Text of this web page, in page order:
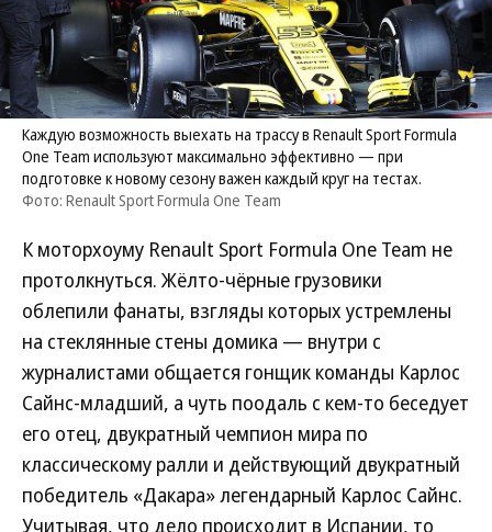
Каждую возможность выехать на трассу в Renault Sport Formula
One Team используют максимально эффективно — при
подготовке к новому сезону важен каждый круг на тестах.
Фото: Renault Sport Formula One Team
К моторхоуму Renault Sport Formula One Team не
протолкнуться. Жёлто-чёрные грузовики
облепили фанаты, взгляды которых устремлены
на стеклянные стены домика — внутри с
журналистами общается гонщик команды Карлос
Сайнс-младший, а чуть поодаль с кем-то беседует
его отец, двукратный чемпион мира по
классическому ралли и действующий двукратный
победитель «Дакара» легендарный Карлос Сайнс.
Учитывая, что дело происходит в Испании, то